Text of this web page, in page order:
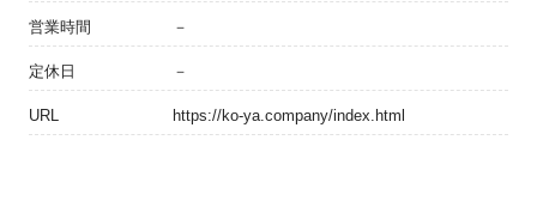
営業時間 －
定休日 －
URL https://ko-ya.company/index.html